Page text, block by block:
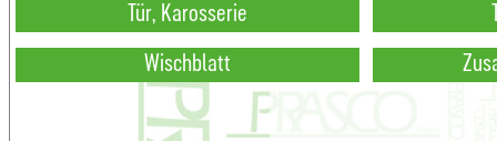
Tür, Karosserie
Wischblatt